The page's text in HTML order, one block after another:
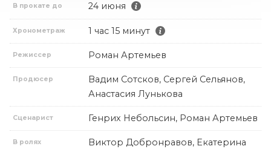
В прокате до 24 июня
Хронометраж 1 час 15 минут
Режиссер Роман Артемьев
Продюсер
Вадим Сотсков, Сергей Сельянов,
Анастасия Лунькова
Сценарист Генрих Небольсин, Роман Артемьев
В ролях
Виктор Добронравов, Екатерина